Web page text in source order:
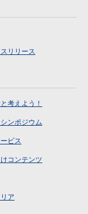
リリース
考えよう！
ンポジウム
ビス
コンテンツ
ア